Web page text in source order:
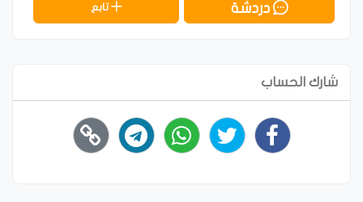
دردشة تابع
شارك الحساب